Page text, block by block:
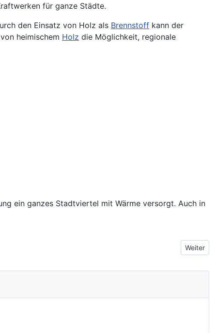
für ganze Städte.
den Einsatz von Holz als Brennstoff kann der
heimischem Holz die Möglichkeit, regionale
ein ganzes Stadtviertel mit Wärme versorgt. Auch in
Nächster
Weiter